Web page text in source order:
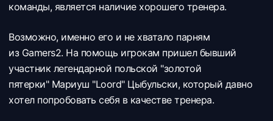
команды, является наличие хорошего тренера.
Возможно, именно его и не хватало парням
из Gamers2. На помощь игрокам пришел бывший
участник легендарной польской "золотой
пятерки" Мариуш "Loord" Цыбульски, который давно
хотел попробовать себя в качестве тренера.